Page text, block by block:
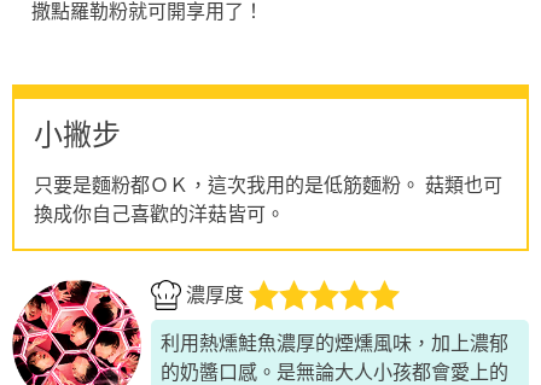
撒點羅勒粉就可開享用了！
小撇步
只要是麵粉都ＯＫ，這次我用的是低筋麵粉。 菇類也可
換成你自己喜歡的洋菇皆可。
濃厚度
利用熱燻鮭魚濃厚的煙燻風味，加上濃郁
的奶醬口感。是無論大人小孩都會愛上的